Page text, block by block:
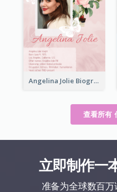
Angelina Jolie Biography
查看所有
立即制作一
准备为全球数百